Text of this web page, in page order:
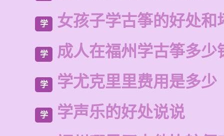
学 女孩子学古筝的好处和
学 成人在福州学古筝多少
学 学尤克里里费用是多少
学
学声乐的好处说说